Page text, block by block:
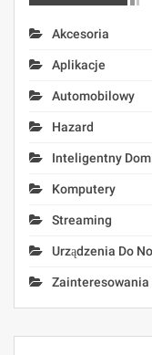
Akcesoria
Aplikacje
Automobilowy
Hazard
Inteligentny Dom
Komputery
Streaming
Urządzenia Do
Zainteresowania